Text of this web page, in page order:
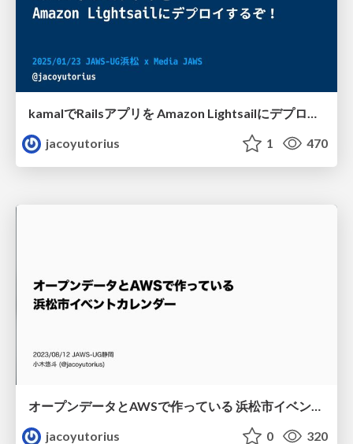
jacoyutorius
1 470
オープンデータとAWSで作っている 浜松市イベントカレンダー
jacoyutorius
0 320